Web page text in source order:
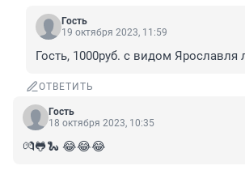
Гость
19 октября 2023, 11:59
Гость, 1000руб. с видом Ярославля
ОТВЕТИТЬ
Гость
18 октября 2023, 10:35
💏🐸🐍 😂😂😂